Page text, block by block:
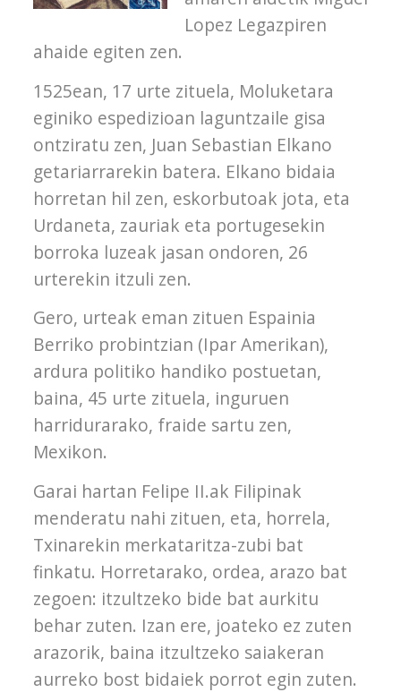
Lopez Legazpiren
ahaide egiten zen.
1525ean, 17 urte zituela, Moluketara
eginiko espedizioan laguntzaile gisa
ontziratu zen, Juan Sebastian Elkano
getariarrarekin batera. Elkano bidaia
horretan hil zen, eskorbutoak jota, eta
Urdaneta, zauriak eta portugesekin
borroka luzeak jasan ondoren, 26
urterekin itzuli zen.
Gero, urteak eman zituen Espainia
Berriko probintzian (Ipar Amerikan),
ardura politiko handiko postuetan,
baina, 45 urte zituela, inguruen
harridurarako, fraide sartu zen,
Mexikon.
Garai hartan Felipe II.ak Filipinak
menderatu nahi zituen, eta, horrela,
Txinarekin merkataritza-zubi bat
finkatu. Horretarako, ordea, arazo bat
zegoen: itzultzeko bide bat aurkitu
behar zuten. Izan ere, joateko ez zuten
arazorik, baina itzultzeko saiakeran
aurreko bost bidaiek porrot egin zuten.